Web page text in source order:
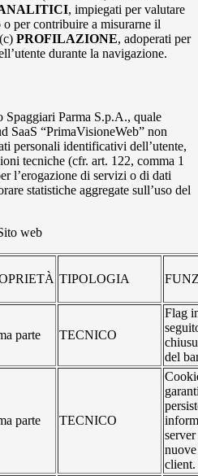
, impiegati per valutare
per contribuire a misurarne il
PROFILAZIONE, adoperati per
durante la navigazione.
Parma S.p.A., quale
SaaS “PrimaVisioneWeb” non
personali identificativi dell’utente,
tecniche (cfr. art. 122, comma 1
l’erogazione di servizi o di dati
statistiche aggregate sull’uso del
web
TIPOLOGIA
parte TECNICO
Flag
del
parte TECNICO
client.